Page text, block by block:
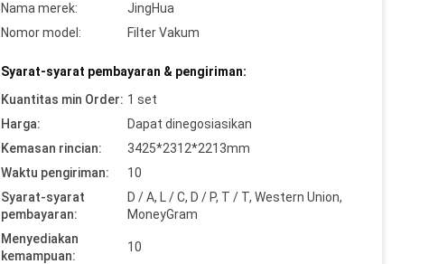
Nama merek:
JingHua
Nomor model:
Filter Vakum
Syarat-syarat pembayaran & pengiriman:
Kuantitas min Order: 1 set
Harga:
Dapat dinegosiasikan
Kemasan rincian:
3425*2312*2213mm
Waktu pengiriman:
10
Syarat-syarat
pembayaran:
D / A, L / C, D / P, T / T, Western Union,
MoneyGram
Menyediakan
kemampuan:
10